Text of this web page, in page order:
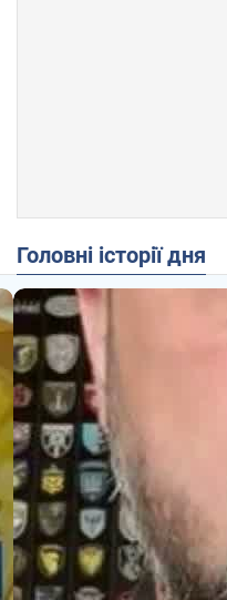
Головні історії дня